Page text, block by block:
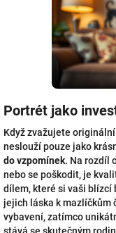
Portrét jako
Když zvažujete
neslouží pouze jako
do vzpomínek. Na rozdíl
nebo se poškodit, je
dílem, které si vaši blízcí
jejich láska k mazlíčkům
vybavení, zatímco